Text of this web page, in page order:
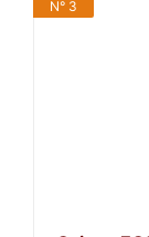
N° 3